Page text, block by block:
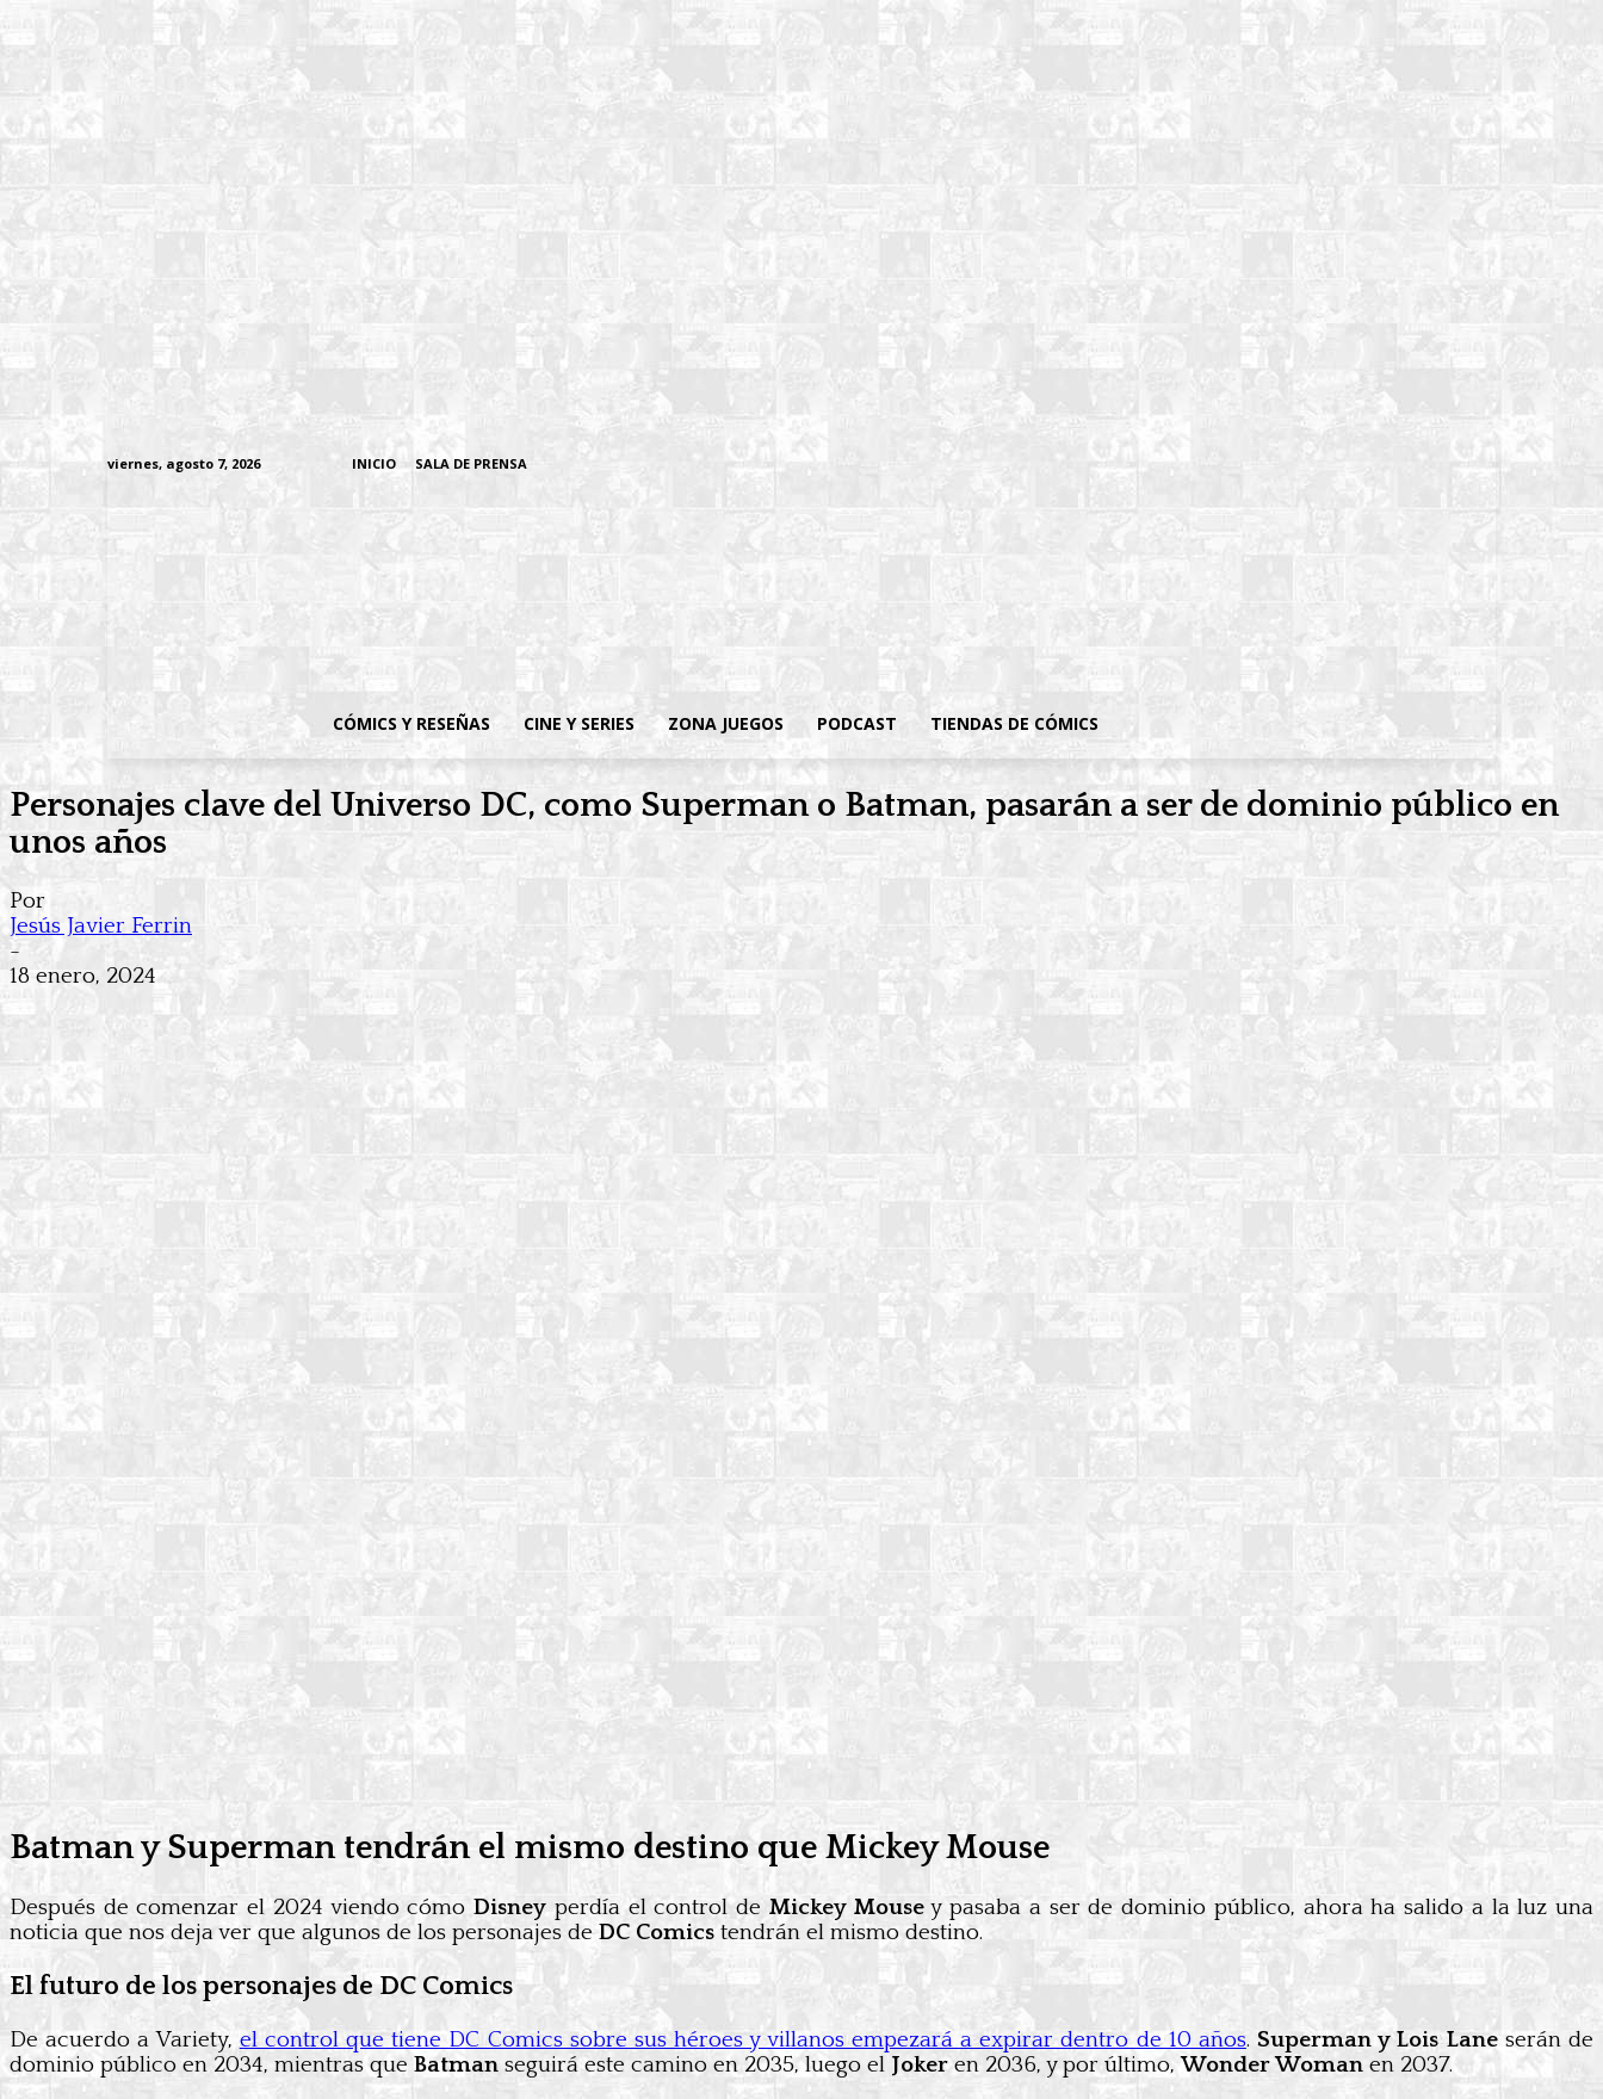
viernes, agosto 7, 2026 INICIO SALA DE PRENSA
CÓMICS Y RESEÑAS CINE Y SERIES ZONA JUEGOS PODCAST TIENDAS DE CÓMICS
Personajes clave del Universo DC, como Superman o Batman, pasarán a ser de dominio público en
unos años
Por
Jesús Javier Ferrin
-
18 enero, 2024
Batman y Superman tendrán el mismo destino que Mickey Mouse
Después de comenzar el 2024 viendo cómoDisney perdía el control de Mickey Mousey pasaba a ser de dominio público, ahora ha salido a la luz una
noticia que nos deja ver que algunos de los personajes de DC Comics tendrán el mismo destino.
El futuro de los personajes de DC Comics
De acuerdo a Variety, el control que tiene DC Comics sobre sus héroes y villanos empezará a expirar dentro de 10 años.Superman y Lois Laneserán de
dominio público en 2034, mientras que Batman seguirá este camino en 2035, luego el Jokeren 2036, y por último,Wonder Woman en 2037.